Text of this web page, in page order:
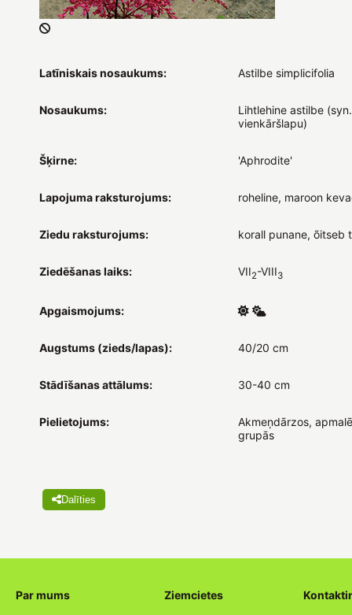
Latīniskais nosaukums: Astilbe simplicifolia
Nosaukums:
Lihtlehine astilbe
vienkāršlapu)
Šķirne: 'Aphrodite'
Lapojuma raksturojums: roheline, maroon
Ziedu raksturojums: korall punane, õitseb
Ziedēšanas laiks: VII2-VIII3
Apgaismojums:
Augstums (zieds/lapas): 40/20 cm
Stādīšanas attālums: 30-40 cm
Pielietojums:
Akmeņdārzos,
grupās
Dalīties
Par mums Ziemcietes